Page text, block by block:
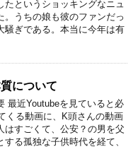
たというショッキングなニュ
。うちの娘も彼のファンだっ
騒ぎである。本当に今年は有
について
最近Youtubeを見ていると必
くる動画に、K頭さんの動画
はすごくて、公安？の男を父
る孤独な子供時代を経て、